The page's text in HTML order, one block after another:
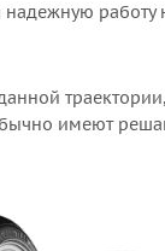
работу
имеют